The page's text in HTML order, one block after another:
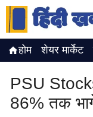
Skip
content
होम शेयर मार्केट
PSU
86% तक